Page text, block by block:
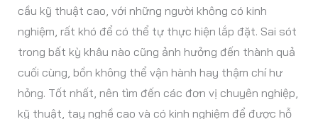
cầu kỹ thuật cao, với những người không có kinh
nghiệm, rất khó để có thể tự thực hiện lắp đặt. Sai sót
trong bất kỳ khâu nào cũng ảnh hưởng đến thành quả
cuối cùng, bồn không thể vận hành hay thậm chí hư
hỏng. Tốt nhất, nên tìm đến các đơn vị chuyên nghiệp,
kỹ thuật, tay nghề cao và có kinh nghiệm để được hỗ